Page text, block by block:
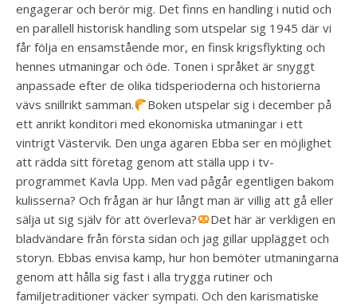
engagerar och berör mig. Det finns en handling i nutid och
en parallell historisk handling som utspelar sig 1945 där vi
får följa en ensamstående mor, en finsk krigsflykting och
hennes utmaningar och öde. Tonen i språket är snyggt
anpassade efter de olika tidsperioderna och historierna
vävs snillrikt samman.
Boken utspelar sig i december på
ett anrikt konditori med ekonomiska utmaningar i ett
vintrigt Västervik. Den unga ägaren Ebba ser en möjlighet
att rädda sitt företag genom att ställa upp i tv-
programmet Kavla Upp. Men vad pågår egentligen bakom
kulisserna? Och frågan är hur långt man är villig att gå eller
sälja ut sig själv för att överleva?
Det här är verkligen en
bladvändare från första sidan och jag gillar upplägget och
storyn. Ebbas envisa kamp, hur hon bemöter utmaningarna
genom att hålla sig fast i alla trygga rutiner och
familjetraditioner väcker sympati. Och den karismatiske